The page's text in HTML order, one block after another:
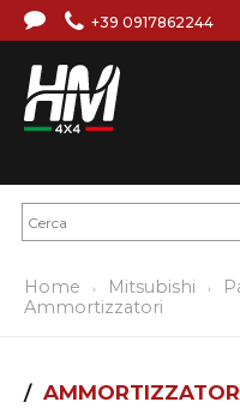
+39 0917862244
Home Mitsubishi
Ammortizzatori